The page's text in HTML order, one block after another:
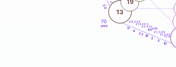
70
anni
61-62,5
62,5-63,5
63,5-64
66-67,5
67,5-68,5
68,5-69
71-72,5
10
5
5
18
22
4
17
20
13
19
65anni